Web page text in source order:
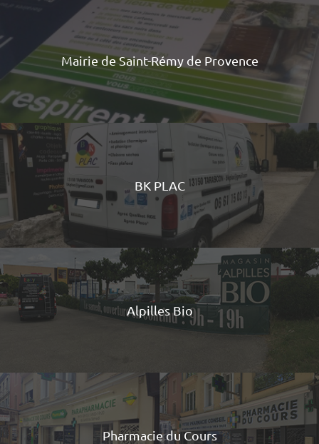
Mairie de Saint-Rémy de Provence
BK PLAC
Alpilles Bio
Pharmacie du Cours